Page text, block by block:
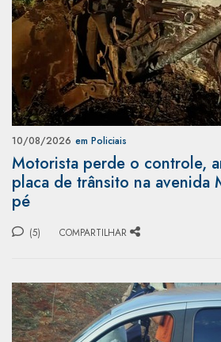
10/08/2026 em Policiais
Motorista perde o controle,
placa de trânsito na avenida
pé
(5) COMPARTILHAR